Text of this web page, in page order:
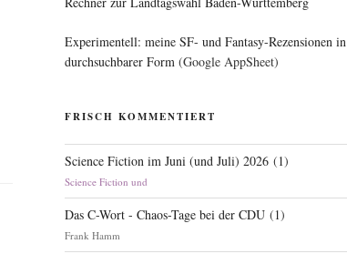
Experimentell: meine SF- und Fantasy-Rezensionen in
durchsuchbarer Form (Google AppSheet)
FRISCH KOMMENTIERT
Science Fiction im Juni (und Juli) 2026 (1)
Science Fiction und
Das C-Wort - Chaos-Tage bei der CDU (1)
Frank Hamm